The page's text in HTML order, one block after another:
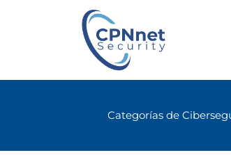
Categorías de